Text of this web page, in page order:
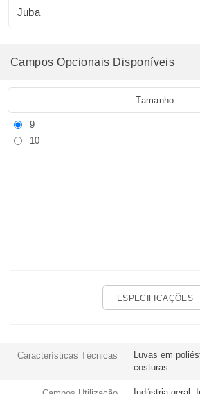
Juba
Campos Opcionais Disponíveis
Tamanho
9
10
ESPECIFICAÇÕES
Características Técnicas
Luvas em
costuras.